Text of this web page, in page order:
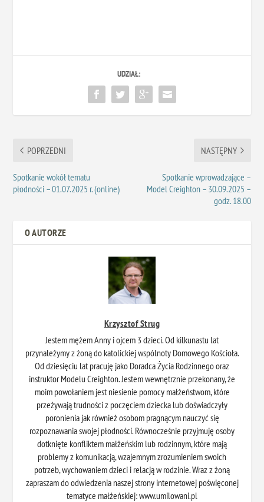
UDZIAŁ:
POPRZEDNI
Spotkanie wokół tematu
płodności – 01.07.2025 r. (online)
NASTĘPNY
Spotkanie wprowadzające –
Model Creighton – 30.09.2025 –
godz. 18.00
O AUTORZE
Krzysztof Strug
Jestem mężem Anny i ojcem 3 dzieci. Od kilkunastu lat
przynależymy z żoną do katolickiej wspólnoty Domowego Kościoła.
Od dziesięciu lat pracuję jako Doradca Życia Rodzinnego oraz
instruktor Modelu Creighton. Jestem wewnętrznie przekonany, że
moim powołaniem jest niesienie pomocy małżeństwom, które
przeżywają trudności z poczęciem dziecka lub doświadczyły
poronienia jak również osobom pragnącym nauczyć się
rozpoznawania swojej płodności. Równocześnie przyjmuję osoby
dotknięte konfliktem małżeńskim lub rodzinnym, które mają
problemy z komunikacją, wzajemnym zrozumieniem swoich
potrzeb, wychowaniem dzieci i relacją w rodzinie. Wraz z żoną
zapraszam do odwiedzenia naszej strony internetowej poświęconej
tematyce małżeńskiej: www.umilowani.pl